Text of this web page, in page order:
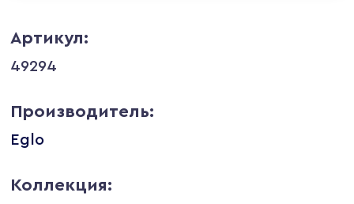
Артикул:
49294
Производитель:
Eglo
Коллекция: